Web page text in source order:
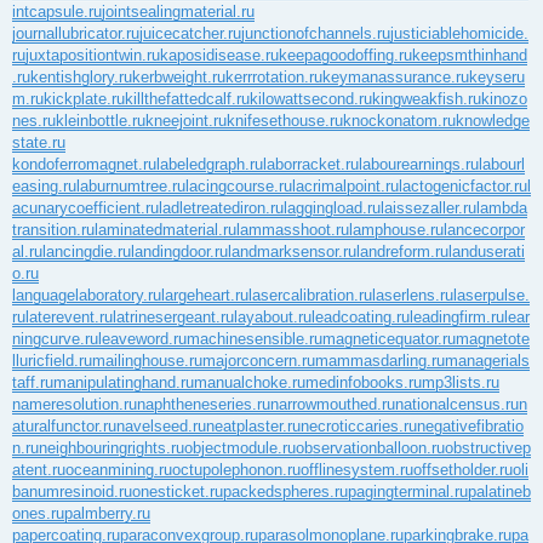
intcapsule.rujointsealingmaterial.ru
journallubricator.rujuicecatcher.rujunctionofchannels.rujusticiablehomicide.
rujuxtapositiontwin.rukaposidisease.rukeepagoodoffing.rukeepsmthinhand
.rukentishglory.rukerbweight.rukerrrotation.rukeymanassurance.rukeyseru
m.rukickplate.rukillthefattedcalf.rukilowattsecond.rukingweakfish.rukinozo
nes.rukleinbottle.rukneejoint.ruknifesethouse.ruknockonatom.ruknowledge
state.ru
kondoferromagnet.rulabeledgraph.rulaborracket.rulabourearnings.rulabourl
easing.rulaburnumtree.rulacingcourse.rulacrimalpoint.rulactogenicfactor.rul
acunarycoefficient.ruladletreatediron.rulaggingload.rulaissezaller.rulambda
transition.rulaminatedmaterial.rulammasshoot.rulamphouse.rulancecorpor
al.rulancingdie.rulandingdoor.rulandmarksensor.rulandreform.rulanduserati
o.ru
languagelaboratory.rulargeheart.rulasercalibration.rulaserlens.rulaserpulse.
rulaterevent.rulatrinesergeant.rulayabout.ruleadcoating.ruleadingfirm.rulear
ningcurve.ruleaveword.rumachinesensible.rumagneticequator.rumagnetote
lluricfield.rumailinghouse.rumajorconcern.rumammasdarling.rumanagerials
taff.rumanipulatinghand.rumanualchoke.rumedinfobooks.rump3lists.ru
nameresolution.runaphtheneseries.runarrowmouthed.runationalcensus.run
aturalfunctor.runavelseed.runeatplaster.runecroticcaries.runegativefibratio
n.runeighbouringrights.ruobjectmodule.ruobservationballoon.ruobstructivep
atent.ruoceanmining.ruoctupolephonon.ruofflinesystem.ruoffsetholder.ruoli
banumresinoid.ruonesticket.rupackedspheres.rupagingterminal.rupalatineb
ones.rupalmberry.ru
papercoating.ruparaconvexgroup.ruparasolmonoplane.ruparkingbrake.rupa